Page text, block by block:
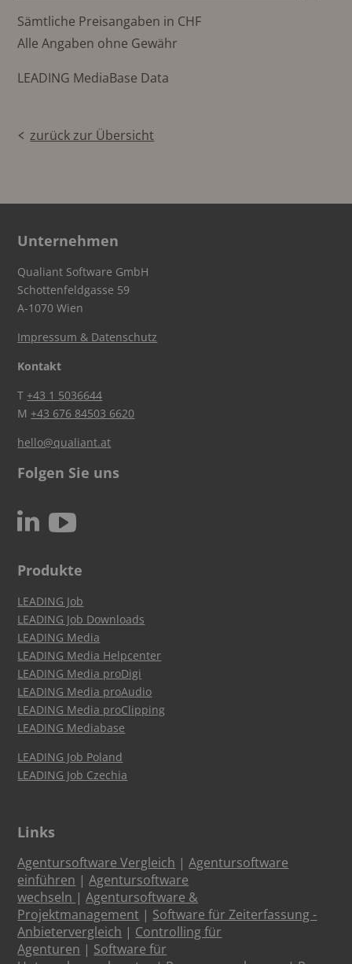
Sämtliche Preisangaben in CHF
Alle Angaben ohne Gewähr
LEADING MediaBase Data
zurück zur Übersicht
Unternehmen
Qualiant Software GmbH
Schottenfeldgasse 59
A-1070 Wien
Impressum & Datenschutz
Kontakt
T+43 1 5036644
M+43 676 84503 6620
hello@qualiant.at
Folgen Sie uns
N c
Produkte
LEADING Job
LEADING Job Downloads
LEADING Media
LEADING Media Helpcenter
LEADING Media proDigi
LEADING Media proAudio
LEADING Media proClipping
LEADING Mediabase
LEADING Job Poland
LEADING Job Czechia
Links
Agentursoftware Vergleich |Agentursoftware
einführen |Agentursoftware
wechseln |Agentursoftware &
Projektmanagement | Software für Zeiterfassung -
Anbietervergleich | Controlling für
Agenturen | Software für